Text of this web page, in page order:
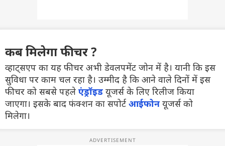
कब मिलेगा फीचर ?
व्हाट्सएप का यह फीचर अभी डेवलपमेंट जोन में है। यानी कि इस
सुविधा पर काम चल रहा है। उम्मीद है कि आने वाले दिनों में इस
फीचर को सबसे पहले एंड्रॉइड यूजर्स के लिए रिलीज किया
जाएगा। इसके बाद फंक्शन का सपोर्ट आईफोन यूजर्स को
मिलेगा।